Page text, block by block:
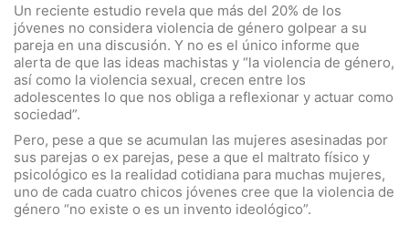
Un reciente estudio revela que más del 20% de los
jóvenes no considera violencia de género golpear a su
pareja en una discusión. Y no es el único informe que
alerta de que las ideas machistas y “la violencia de género,
así como la violencia sexual, crecen entre los
adolescentes lo que nos obliga a reflexionar y actuar como
sociedad”.
Pero, pese a que se acumulan las mujeres asesinadas por
sus parejas o ex parejas, pese a que el maltrato físico y
psicológico es la realidad cotidiana para muchas mujeres,
uno de cada cuatro chicos jóvenes cree que la violencia de
género “no existe o es un invento ideológico”.